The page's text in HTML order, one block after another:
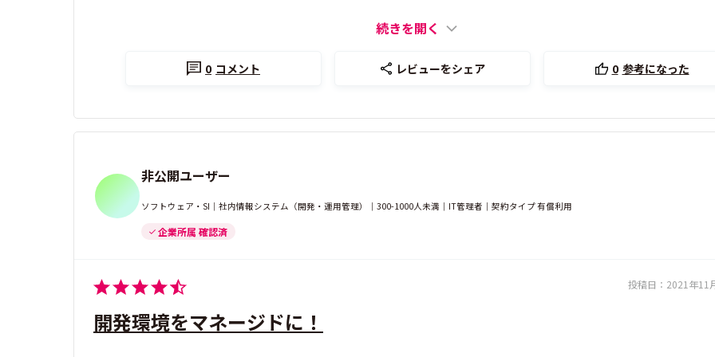
続きを開く
0 コメント レビューをシェア 0 参考になった
非公開ユーザー
ソフトウェア・SI｜社内情報システム（開発・運用管理）｜300-1000人未満｜IT管理者｜契約タイプ 有償利用
企業所属 確認済
投稿日： 2021年11
開発環境をマネージドに！